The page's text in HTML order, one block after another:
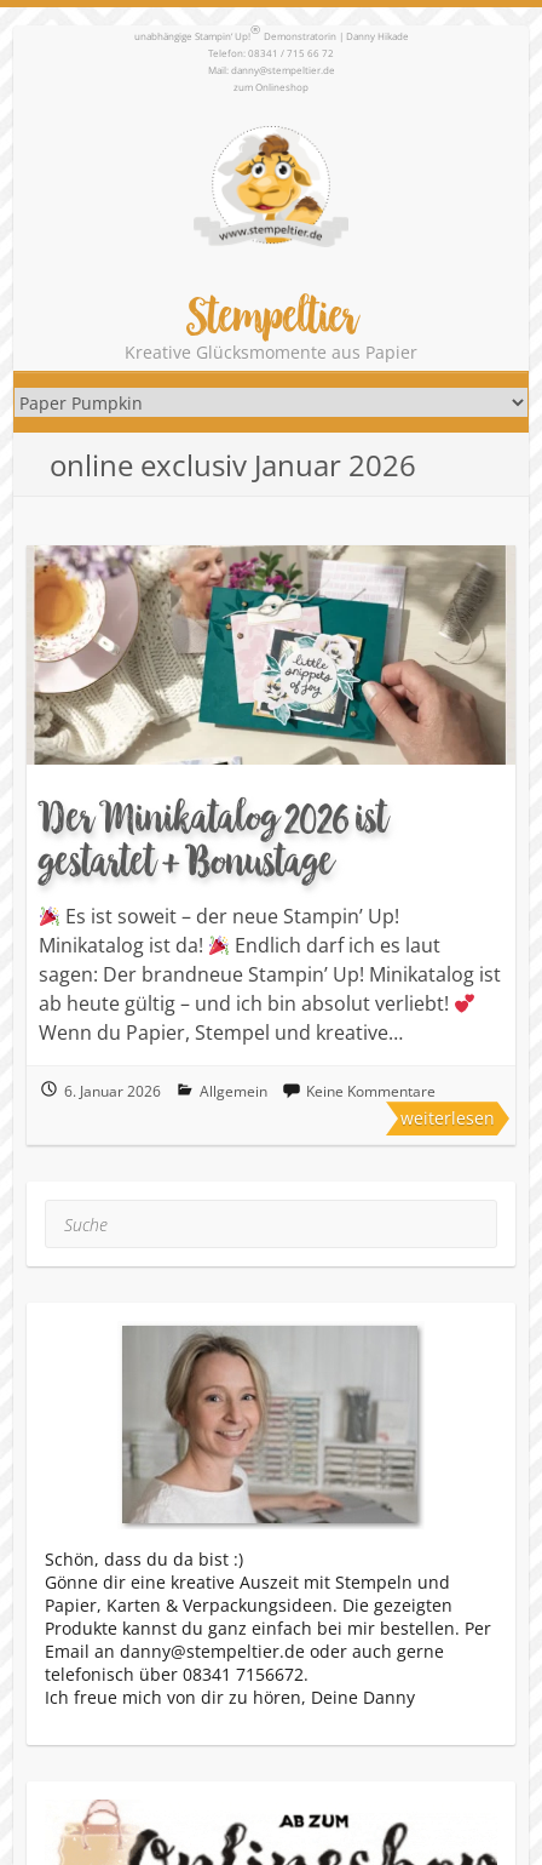
unabhängige Stampin‘ Up!® Demonstratorin | Danny Hikade
Telefon: 08341 / 715 66 72
Mail:danny@stempeltier.de
zumOnlineshop
Stempeltier
Kreative Glücksmomente aus Papier
online exclusiv Januar 2026
Der Minikatalog 2026 ist
gestartet + Bonustage
Es ist soweit – der neue Stampin’ Up!
Minikatalog ist da!
Endlich darf ich es laut
sagen: Der brandneue Stampin’ Up! Minikatalog ist
ab heute gültig – und ich bin absolut verliebt!
Wenn du Papier, Stempel und kreative…
6. Januar 2026 Allgemein Keine Kommentare
weiterlesen
Schön, dass du da bist :)
Gönne dir eine kreative Auszeit mit Stempeln und
Papier, Karten & Verpackungsideen. Die gezeigten
Produkte kannst du ganz einfach bei mir bestellen. Per
Email an danny@stempeltier.de oder auch gerne
telefonisch über 08341 7156672.
Ich freue mich von dir zu hören, Deine Danny